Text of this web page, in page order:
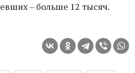
– больше 12 тысяч.